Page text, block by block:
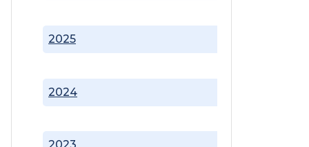
2024
2025